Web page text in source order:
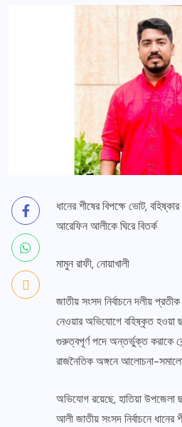
ধানের শীষের বিপক্ষে ভোট,
আরেফিন আলীকে ঘিরে বিতর্ক
মামুন রাফী, নোয়াখালী
জাতীয় সংসদ নির্বাচনে দলীয়
নেওয়ার অভিযোগে বহিষ্কৃত হওয়া
গুরুত্বপূর্ণ পদে অন্তর্ভুক্ত করাকে
রাজনৈতিক অঙ্গনে আলোচনা-
অভিযোগ রয়েছে, হাতিয়া
আলী জাতীয় সংসদ নির্বাচনে ধানের